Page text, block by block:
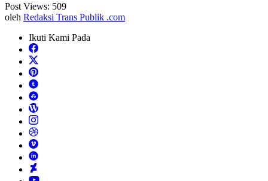
Post Views: 509
oleh Redaksi Trans Publik .com
Ikuti Kami Pada